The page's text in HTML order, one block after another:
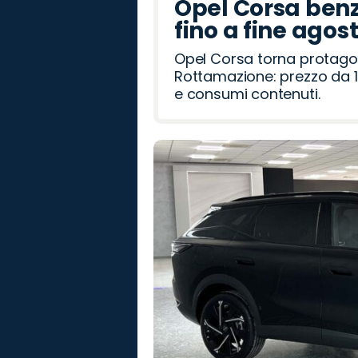
Opel Corsa
fino a fine
Opel Corsa torna
Rottamazione: prezzo da
e consumi contenuti.